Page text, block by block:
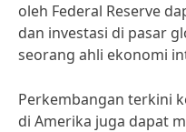
oleh Federal Reserve
dan investasi di pasar
seorang ahli ekonomi
Perkembangan terkini
di Amerika juga dapat